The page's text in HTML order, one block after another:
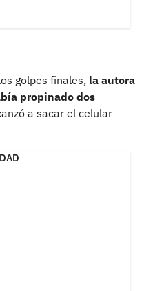
golpes finales, la autora
propinado dos
a sacar el celular